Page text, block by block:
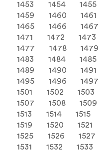
1453
1454 1455
1459
1460 1461
1465
1466 1467
1471
1472 1473
1477
1478 1479
1483
1484 1485
1489
1490 1491
1495
1496 1497
1501
1502 1503
1507
1508 1509
1513
1514 1515
1519
1520 1521
1525
1526 1527
1531
1532 1533